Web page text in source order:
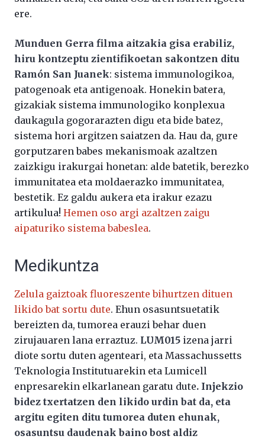
ere.
Munduen Gerra filma aitzakia gisa erabiliz,
hiru kontzeptu zientifikoetan sakontzen ditu
Ramón San Juanek: sistema immunologikoa,
patogenoak eta antigenoak. Honekin batera,
gizakiak sistema immunologiko konplexua
daukagula gogorarazten digu eta bide batez,
sistema hori argitzen saiatzen da. Hau da, gure
gorputzaren babes mekanismoak azaltzen
zaizkigu irakurgai honetan: alde batetik, berezko
immunitatea eta moldaerazko immunitatea,
bestetik. Ez galdu aukera eta irakur ezazu
artikulua! Hemen oso argi azaltzen zaigu
aipaturiko sistema babeslea.
Medikuntza
Zelula gaiztoak fluoreszente bihurtzen dituen
likido bat sortu dute. Ehun osasuntsuetatik
bereizten da, tumorea erauzi behar duen
zirujauaren lana erraztuz. LUM015 izena jarri
diote sortu duten agenteari, eta Massachussetts
Teknologia Institutuarekin eta Lumicell
enpresarekin elkarlanean garatu dute. Injekzio
bidez txertatzen den likido urdin bat da, eta
argitu egiten ditu tumorea duten ehunak,
osasuntsu daudenak baino bost aldiz